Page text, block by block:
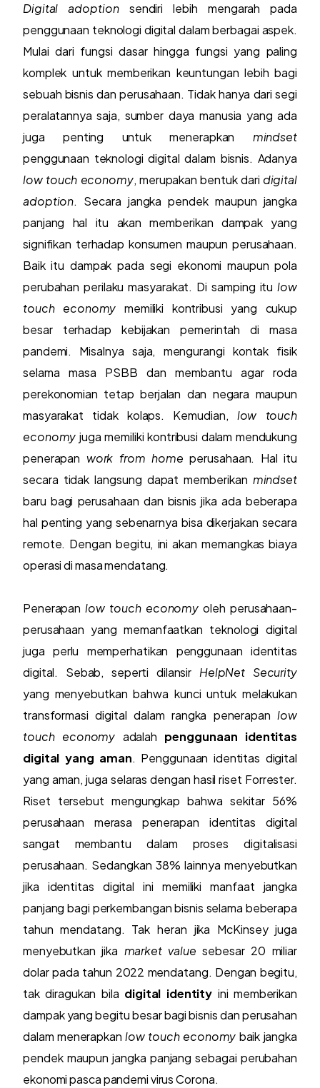
Digital adoptionsendiri lebih mengarah pada
penggunaan teknologi digital dalam berbagai aspek.
Mulai dari fungsi dasar hingga fungsi yang paling
komplek untuk memberikan keuntungan lebih bagi
sebuah bisnis dan perusahaan. Tidak hanya dari segi
peralatannya saja, sumber daya manusia yang ada
juga penting untuk menerapkan mindset
penggunaan teknologi digital dalam bisnis. Adanya
low touch economy, merupakan bentuk dari digital
adoption. Secara jangka pendek maupun jangka
panjang hal itu akan memberikan dampak yang
signifikan terhadap konsumen maupun perusahaan.
Baik itu dampak pada segi ekonomi maupun pola
perubahan perilaku masyarakat. Di samping itulow
touch economy memiliki kontribusi yang cukup
besar terhadap kebijakan pemerintah di masa
pandemi. Misalnya saja, mengurangi kontak fisik
selama masa PSBB dan membantu agar roda
perekonomian tetap berjalan dan negara maupun
masyarakat tidak kolaps. Kemudian, low touch
economy juga memiliki kontribusi dalam mendukung
penerapan work from home perusahaan. Hal itu
secara tidak langsung dapat memberikan mindset
baru bagi perusahaan dan bisnis jika ada beberapa
hal penting yang sebenarnya bisa dikerjakan secara
remote. Dengan begitu, ini akan memangkas biaya
operasi di masa mendatang.
Penerapanlow touch economy oleh perusahaan-
perusahaan yang memanfaatkan teknologi digital
juga perlu memperhatikan penggunaan identitas
digital. Sebab, seperti dilansir HelpNet Security
yang menyebutkan bahwa kunci untuk melakukan
transformasi digital dalam rangka penerapanlow
touch economy adalah penggunaan identitas
digital yang aman. Penggunaan identitas digital
yang aman, juga selaras dengan hasil riset Forrester.
Riset tersebut mengungkap bahwa sekitar 56%
perusahaan merasa penerapan identitas digital
sangat membantu dalam proses digitalisasi
perusahaan. Sedangkan 38% lainnya menyebutkan
jika identitas digital ini memiliki manfaat jangka
panjang bagi perkembangan bisnis selama beberapa
tahun mendatang. Tak heran jika McKinsey juga
menyebutkan jika market value sebesar 20 miliar
dolar pada tahun 2022 mendatang. Dengan begitu,
tak diragukan bila digital identity ini memberikan
dampak yang begitu besar bagi bisnis dan perusahan
dalam menerapkanlow touch economy baik jangka
pendek maupun jangka panjang sebagai perubahan
ekonomi pasca pandemi virus Corona.